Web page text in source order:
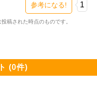
参考になる! 1
稿された時点のものです。
(0件)